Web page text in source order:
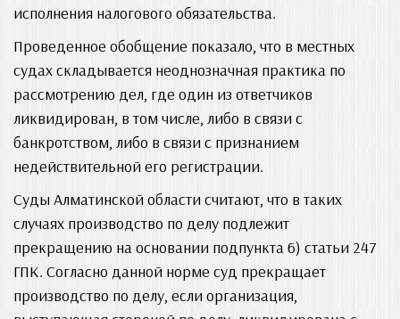
исполнения налогового обязательства.
Проведенное обобщение показало, что в местных
судах складывается неоднозначная практика по
рассмотрению дел, где один из ответчиков
ликвидирован, в том числе, либо в связи с
банкротством, либо в связи с признанием
недействительной его регистрации.
Суды Алматинской области считают, что в таких
случаях производство по делу подлежит
прекращению на основании подпункта 6) статьи 247
ГПК. Согласно данной норме суд прекращает
производство по делу, если организация,